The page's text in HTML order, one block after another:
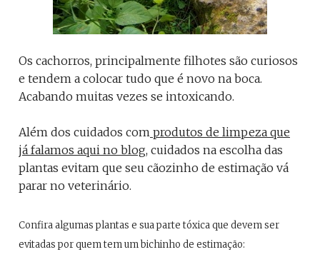
Os cachorros, principalmente filhotes são curiosos
e tendem a colocar tudo que é novo na boca.
Acabando muitas vezes se intoxicando.
Além dos cuidados com produtos de limpeza que
já falamos aqui no blog, cuidados na escolha das
plantas evitam que seu cãozinho de estimação vá
parar no veterinário.
Confira algumas plantas e sua parte tóxica que devem ser
evitadas por quem tem um bichinho de estimação: